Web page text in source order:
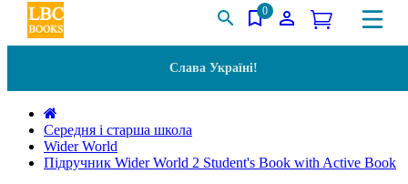
0
Слава Україні!
Середня і старша школа
Wider World
Підручник Wider World 2 Student's Book with Active Book